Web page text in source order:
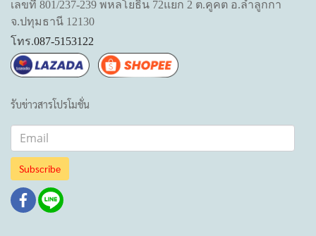
เลขที่ 801/237-239 พหลโยธิน 72แยก 2 ต.คูคต อ.ลำลูกกา
จ.ปทุมธานี 12130
โทร.087-5153122
รับข่าวสารโปรโมชั่น
Subscribe